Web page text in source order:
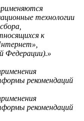
технологии
к
Федерации).»
рекомендаций
рекомендаций